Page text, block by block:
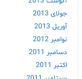
جولای 2013
آوریل 2013
نوامبر 2012
دسامبر 2011
اکتبر 2011